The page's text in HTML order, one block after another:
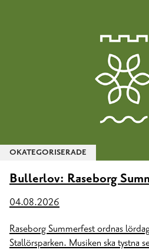
Tillstånd för miljöåtgärd:
Vattentrafik: tillstånd för tävlingar,
Återvinning av avfall i
OKATEGORISERADE
Bullerlov: Raseborg
04.08.2026
Raseborg Summerfest ordnas
Stallörsparken. Musiken ska tystna